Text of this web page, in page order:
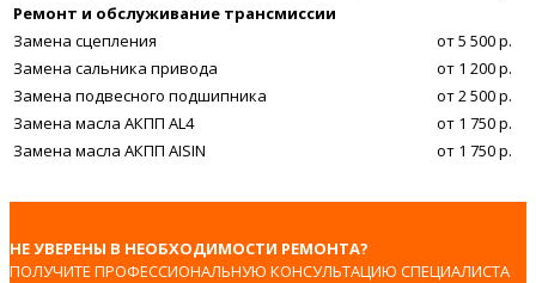
Ремонт и обслуживание трансмиссии
Замена сцепления
от 5 500 р.
Замена сальника привода
от 1 200 р.
Замена подвесного подшипника
от 2 500 р.
Замена масла АКПП AL4
от 1 750 р.
Замена масла АКПП AISIN
от 1 750 р.
НЕ УВЕРЕНЫ В НЕОБХОДИМОСТИ РЕМОНТА?
ПОЛУЧИТЕ ПРОФЕССИОНАЛЬНУЮ КОНСУЛЬТАЦИЮ СПЕЦИАЛИСТА